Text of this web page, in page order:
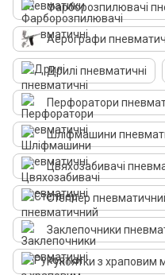
Фарборозпилювачі
Аерографи
Дрилі пневматичні
Перфоратори
Шліфмашини
Цвяхозабивачі
Степлер
Заклепочники
Рукоятки з храповим